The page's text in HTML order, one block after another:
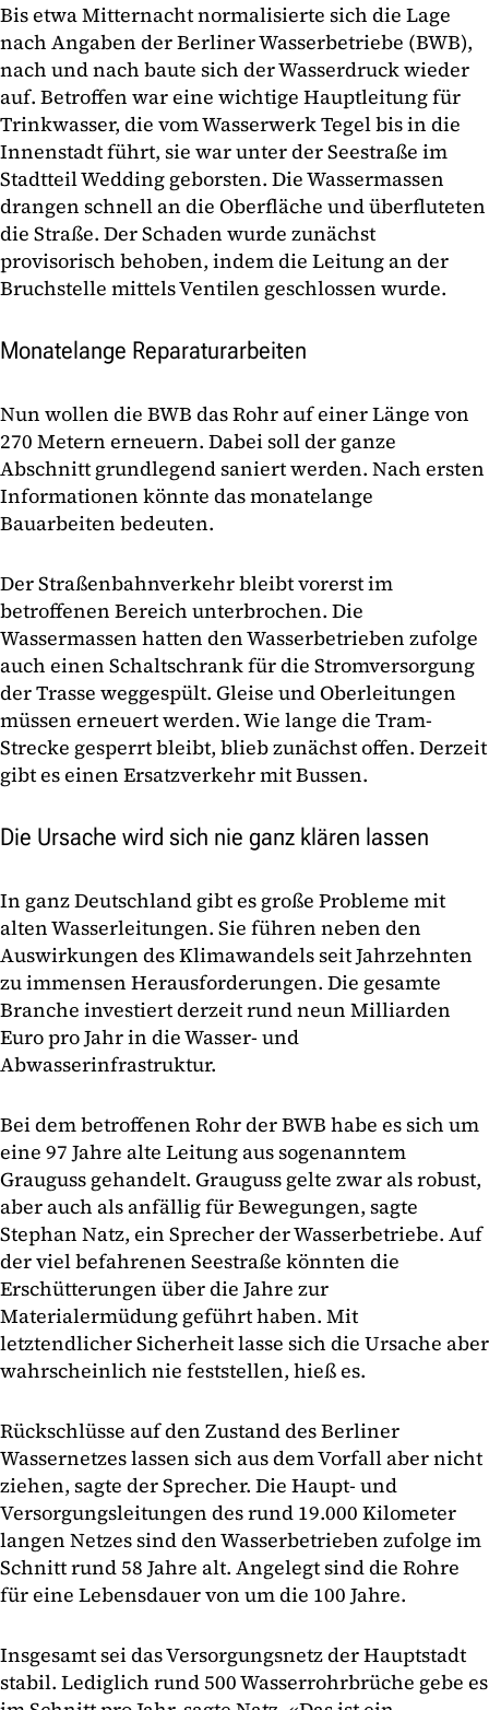
Bis etwa Mitternacht normalisierte sich die Lage
nach Angaben der Berliner Wasserbetriebe (BWB),
nach und nach baute sich der Wasserdruck wieder
auf. Betroffen war eine wichtige Hauptleitung für
Trinkwasser, die vom Wasserwerk Tegel bis in die
Innenstadt führt, sie war unter der Seestraße im
Stadtteil Wedding geborsten. Die Wassermassen
drangen schnell an die Oberfläche und überfluteten
die Straße. Der Schaden wurde zunächst
provisorisch behoben, indem die Leitung an der
Bruchstelle mittels Ventilen geschlossen wurde.
Monatelange Reparaturarbeiten
Nun wollen die BWB das Rohr auf einer Länge von
270 Metern erneuern. Dabei soll der ganze
Abschnitt grundlegend saniert werden. Nach ersten
Informationen könnte das monatelange
Bauarbeiten bedeuten.
Der Straßenbahnverkehr bleibt vorerst im
betroffenen Bereich unterbrochen. Die
Wassermassen hatten den Wasserbetrieben zufolge
auch einen Schaltschrank für die Stromversorgung
der Trasse weggespült. Gleise und Oberleitungen
müssen erneuert werden. Wie lange die Tram-
Strecke gesperrt bleibt, blieb zunächst offen. Derzeit
gibt es einen Ersatzverkehr mit Bussen.
Die Ursache wird sich nie ganz klären lassen
In ganz Deutschland gibt es große Probleme mit
alten Wasserleitungen. Sie führen neben den
Auswirkungen des Klimawandels seit Jahrzehnten
zu immensen Herausforderungen. Die gesamte
Branche investiert derzeit rund neun Milliarden
Euro pro Jahr in die Wasser- und
Abwasserinfrastruktur.
Bei dem betroffenen Rohr der BWB habe es sich um
eine 97 Jahre alte Leitung aus sogenanntem
Grauguss gehandelt. Grauguss gelte zwar als robust,
aber auch als anfällig für Bewegungen, sagte
Stephan Natz, ein Sprecher der Wasserbetriebe. Auf
der viel befahrenen Seestraße könnten die
Erschütterungen über die Jahre zur
Materialermüdung geführt haben. Mit
letztendlicher Sicherheit lasse sich die Ursache aber
wahrscheinlich nie feststellen, hieß es.
Rückschlüsse auf den Zustand des Berliner
Wassernetzes lassen sich aus dem Vorfall aber nicht
ziehen, sagte der Sprecher. Die Haupt- und
Versorgungsleitungen des rund 19.000 Kilometer
langen Netzes sind den Wasserbetrieben zufolge im
Schnitt rund 58 Jahre alt. Angelegt sind die Rohre
für eine Lebensdauer von um die 100 Jahre.
Insgesamt sei das Versorgungsnetz der Hauptstadt
stabil. Lediglich rund 500 Wasserrohrbrüche gebe es